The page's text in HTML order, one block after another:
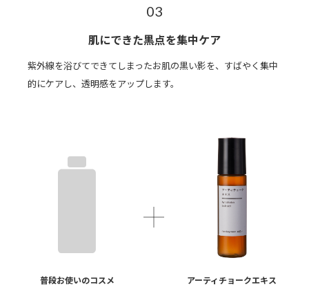
03
肌にできた黒点を集中ケア
紫外線を浴びてできてしまったお肌の黒い影を、すばやく集中
的にケアし、透明感をアップします。
普段お使いのコスメ アーティチョークエキス